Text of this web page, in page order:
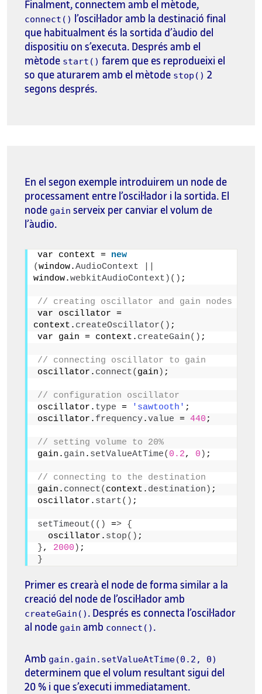
Finalment, connectem amb el mètode,
connect()
l’oscil·lador amb la destinació final
que habitualment és la sortida d’àudio del
dispositiu on s’executa. Després amb el
mètode start() farem que es reprodueixi el
so que aturarem amb el mètode stop() 2
segons després.
En el segon exemple introduirem un node de
processament entre l’oscil·lador i la sortida. El
node gain serveix per canviar el volum de
l’àudio.
var context = new
(window.AudioContext
window.webkitAudioContext )() ;
// creating oscillator and gain nodes
var oscillator =
context. createOscillator() ;
var gain = context. createGain() ;
// connecting oscillator to gain
oscillator. connect( gain ) ;
// configuration oscillator
oscillator. type = 'sawtooth' ;
oscillator. frequency.value = 440 ;
// setting volume to 20%
gain. gain . setValueAtTime( 0.2, 0 ) ;
// connecting to the destination
gain. connect( context. destination ) ;
oscillator. start() ;
setTimeout(() => {
  oscillator.
stop() ;
}, 2000 ) ;
}
Primer es crearà el node de forma similar a la
creació del node de l’oscil·lador amb
createGain() . Després es connecta l’oscil·lador
al node gain amb connect() .
Amb gain.gain.setValueAtTime(0.2, 0)
determinem que el volum resultant sigui del
20 % i que s’executi immediatament.